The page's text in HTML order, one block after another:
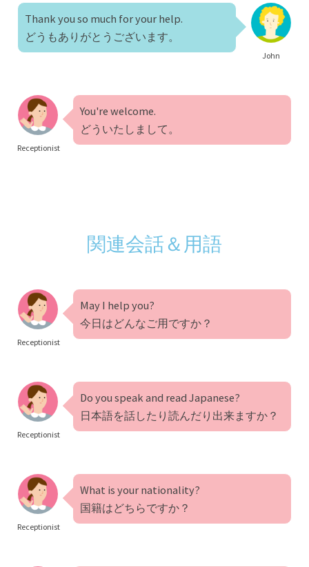
John
Thank you so much for your help.
どうもありがとうございます。
Receptionist
You're welcome.
どういたしまして。
関連会話＆用語
Receptionist
May I help you?
今日はどんなご用ですか？
Receptionist
Do you speak and read Japanese?
日本語を話したり読んだり出来ますか？
Receptionist
What is your nationality?
国籍はどちらですか？